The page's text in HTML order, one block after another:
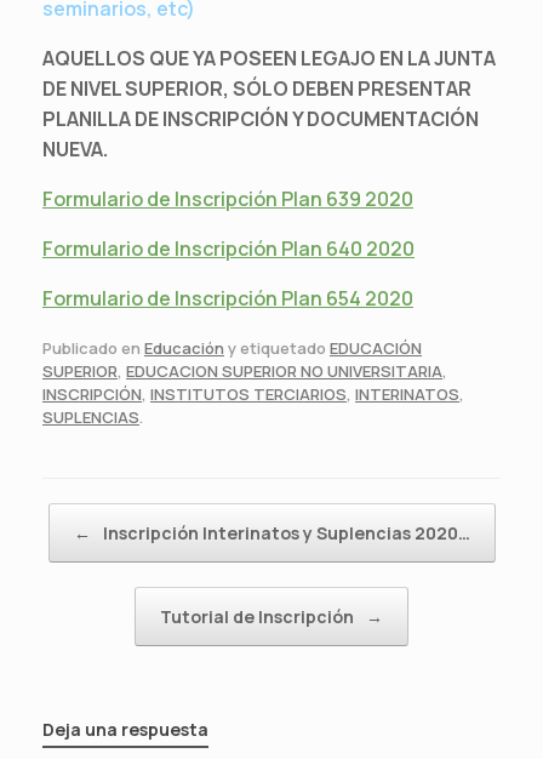
seminarios, etc)
AQUELLOS QUE YA POSEEN LEGAJO EN LA JUNTA
DE NIVEL SUPERIOR, SÓLO DEBEN PRESENTAR
PLANILLA DE INSCRIPCIÓN Y DOCUMENTACIÓN
NUEVA.
Formulario de Inscripción Plan 639 2020
Formulario de Inscripción Plan 640 2020
Formulario de Inscripción Plan 654 2020
Publicado en Educación y etiquetado EDUCACIÓN
SUPERIOR, EDUCACION SUPERIOR NO UNIVERSITARIA,
INSCRIPCIÓN, INSTITUTOS TERCIARIOS, INTERINATOS,
SUPLENCIAS.
← Inscripción Interinatos y Suplencias 2020…
Tutorial de Inscripción →
Deja una respuesta